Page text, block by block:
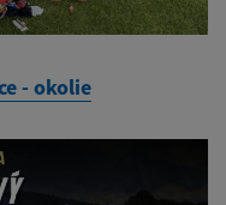
- okolie